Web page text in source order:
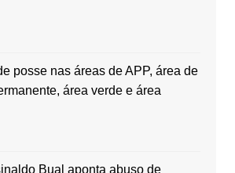
posse nas áreas de APP, área de
área verde e área
Bual aponta abuso de